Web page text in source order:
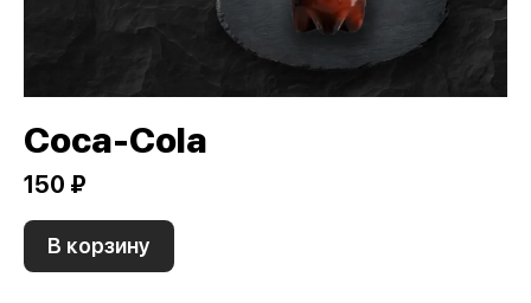
Coca-Cola
150 ₽
В корзину